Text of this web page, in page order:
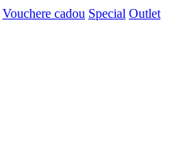
Vouchere cadou Special Outlet